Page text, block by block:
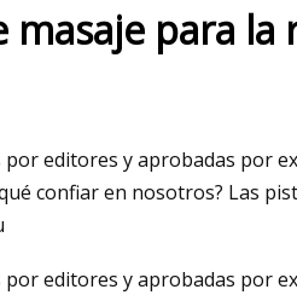
masaje para
editores y aprobadas por
confiar en nosotros? Las
editores y aprobadas por